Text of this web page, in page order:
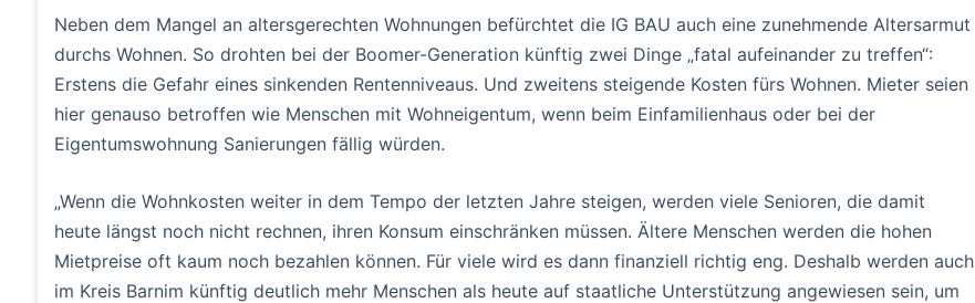
Neben dem Mangel an altersgerechten Wohnungen befürchtet die IG BAU auch eine zunehmende Altersarmut
durchs Wohnen. So drohten bei der Boomer-Generation künftig zwei Dinge „fatal aufeinander zu treffen“:
Erstens die Gefahr eines sinkenden Rentenniveaus. Und zweitens steigende Kosten fürs Wohnen. Mieter seien
hier genauso betroffen wie Menschen mit Wohneigentum, wenn beim Einfamilienhaus oder bei der
Eigentumswohnung Sanierungen fällig würden.
„Wenn die Wohnkosten weiter in dem Tempo der letzten Jahre steigen, werden viele Senioren, die damit
heute längst noch nicht rechnen, ihren Konsum einschränken müssen. Ältere Menschen werden die hohen
Mietpreise oft kaum noch bezahlen können. Für viele wird es dann finanziell richtig eng. Deshalb werden auch
im Kreis Barnim künftig deutlich mehr Menschen als heute auf staatliche Unterstützung angewiesen sein, um